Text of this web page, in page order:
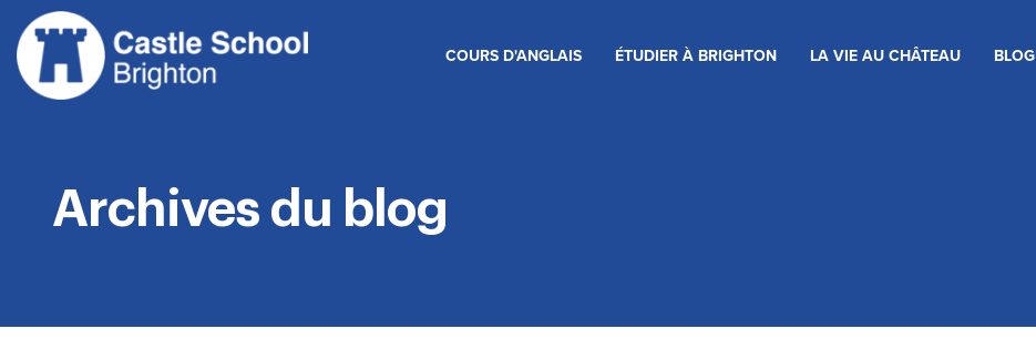
Skip
content
COURS D'ANGLAIS ÉTUDIER À BRIGHTON LA VIE AU CHÂTEAU BLOG
Archives du blog